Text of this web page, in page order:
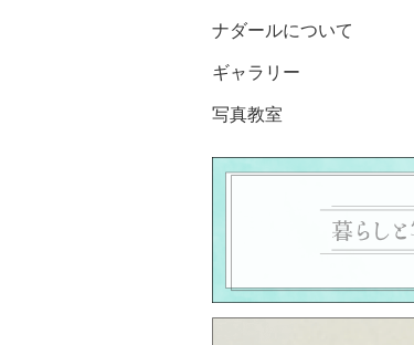
ナダールについて
ギャラリー
写真教室